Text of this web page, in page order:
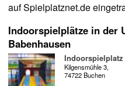
auf Spielplatznet.de
Indoorspielplätze in der
Babenhausen
Indoorspielplatz
Kilgensmühle 3,
74722 Buchen